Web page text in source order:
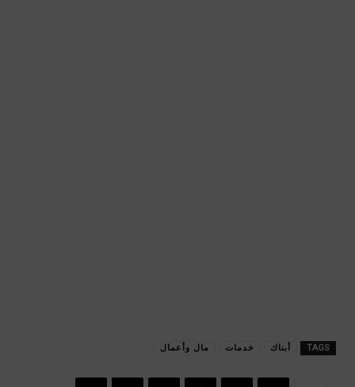
TAGS أبناك خدمات مال وأعمال